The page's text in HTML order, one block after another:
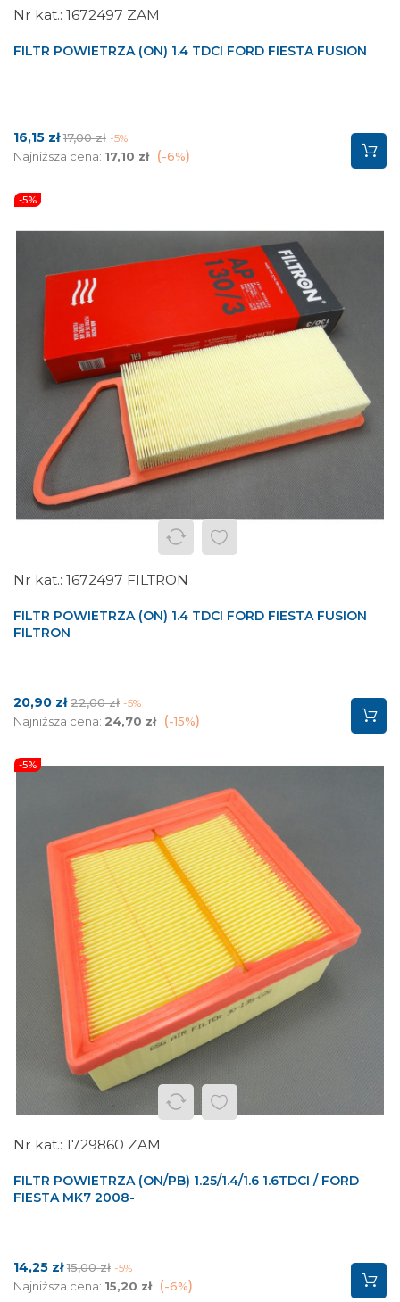
1672497 ZAM
FILTR POWIETRZA (ON) 1.4 TDCI FORD FIESTA FUSION
Cena
16,15 złCena
podstawowa
17,00 zł -5%
Najniższa cena: 17,10 zł -6%
-5%
1672497 FILTRON
FILTR POWIETRZA (ON) 1.4 TDCI FORD FIESTA FUSION
FILTRON
Cena
20,90 zł Cena
podstawowa
22,00 zł -5%
Najniższa cena: 24,70 zł -15%
-5%
1729860 ZAM
FILTR POWIETRZA (ON/PB) 1.25/1.4/1.6 1.6TDCI / FORD
FIESTA MK7 2008-
Cena
14,25 złCena
podstawowa
15,00 zł -5%
Najniższa cena: 15,20 zł -6%